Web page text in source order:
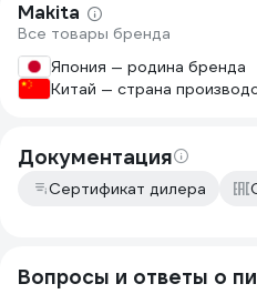
справится. Читайте
смотрите обзоры перед
Makita
Все товары бренда
Япония — родина бренда
Китай — страна
Документация
Сертификат дилера
Вопросы и ответы о